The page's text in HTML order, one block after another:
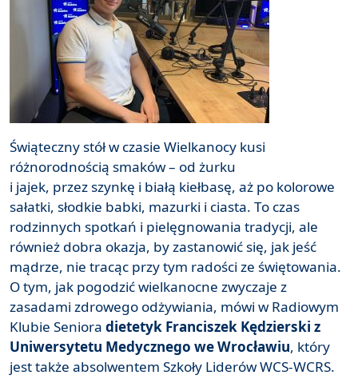
Świąteczny stół w czasie Wielkanocy kusi
różnorodnością smaków – od żurku
i jajek, przez szynkę i białą kiełbasę, aż po kolorowe
sałatki, słodkie babki, mazurki i ciasta. To czas
rodzinnych spotkań i pielęgnowania tradycji, ale
również dobra okazja, by zastanowić się, jak jeść
mądrze, nie tracąc przy tym radości ze świętowania.
O tym, jak pogodzić wielkanocne zwyczaje z
zasadami zdrowego odżywiania, mówi w Radiowym
Klubie Seniora dietetyk Franciszek Kędzierski z
Uniwersytetu Medycznego we Wrocławiu, który
jest także absolwentem Szkoły Liderów WCS-WCRS.